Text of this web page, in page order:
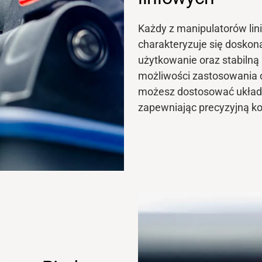
Każdy z manipulatorów
charakteryzuje się
użytkowanie oraz stabilną
możliwości zastosowania
możesz dostosować
zapewniając precyzyjną